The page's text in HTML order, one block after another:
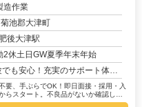
造作業
池郡大津町
肥後大津駅
2休土日GW夏季年末年始
サポート体制で成長できます！幅広い年代の男女が活躍中！先輩スタッフが丁寧に指導しますので、安...
要、手ぶらでOK！即日面接・採用・入
スタート。不良品がないか確認しま